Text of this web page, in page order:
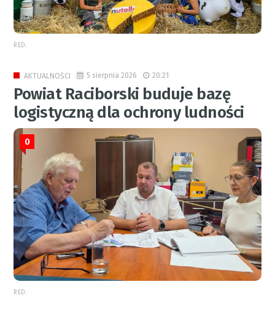
RED.
AKTUALNOŚCI 5 sierpnia 2026 20:21
Powiat Raciborski buduje bazę
logistyczną dla ochrony ludności
0
RED.